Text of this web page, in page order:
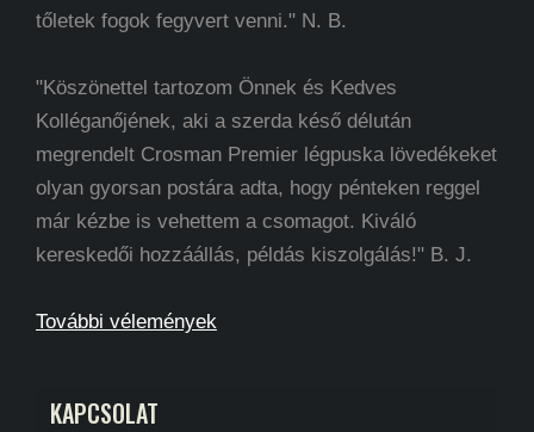
tőletek fogok fegyvert venni." N. B.
"Köszönettel tartozom Önnek és Kedves
Kolléganőjének, aki a szerda késő délután
megrendelt Crosman Premier légpuska lövedékeket
olyan gyorsan postára adta, hogy pénteken reggel
már kézbe is vehettem a csomagot. Kiváló
kereskedői hozzáállás, példás kiszolgálás!" B. J.
További vélemények
KAPCSOLAT